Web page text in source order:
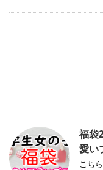
福袋
愛い
こち